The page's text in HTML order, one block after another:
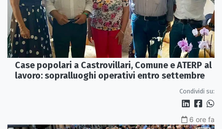
Case popolari a Castrovillari, Comune e ATERP al
lavoro: sopralluoghi operativi entro settembre
Condividi su:
6 ore fa